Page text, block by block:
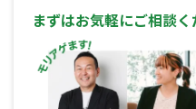
まずはお気軽にご相談く